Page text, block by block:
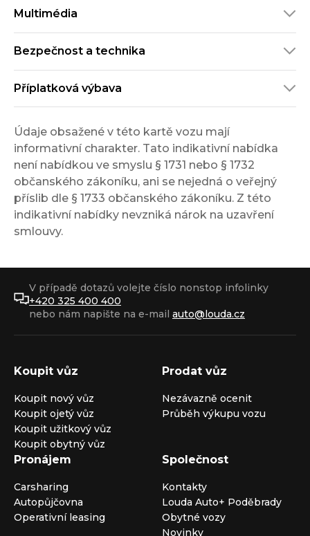
Multimédia
Bezpečnost a technika
Příplatková výbava
Údaje obsažené v této kartě vozu mají
informativní charakter. Tato indikativní nabídka
není nabídkou ve smyslu § 1731 nebo § 1732
občanského zákoníku, ani se nejedná o veřejný
příslib dle § 1733 občanského zákoníku. Z této
indikativní nabídky nevzniká nárok na uzavření
smlouvy.
V případě dotazů volejte číslo nonstop infolinky
+420 325 400 400
nebo nám napište na e-mail auto@louda.cz
Koupit vůz
Koupit nový vůz
Koupit ojetý vůz
Koupit užitkový vůz
Koupit obytný vůz
Prodat vůz
Nezávazně ocenit
Průběh výkupu vozu
Pronájem
Carsharing
Autopůjčovna
Operativní leasing
Společnost
Kontakty
Louda Auto+ Poděbrady
Obytné vozy
Novinky